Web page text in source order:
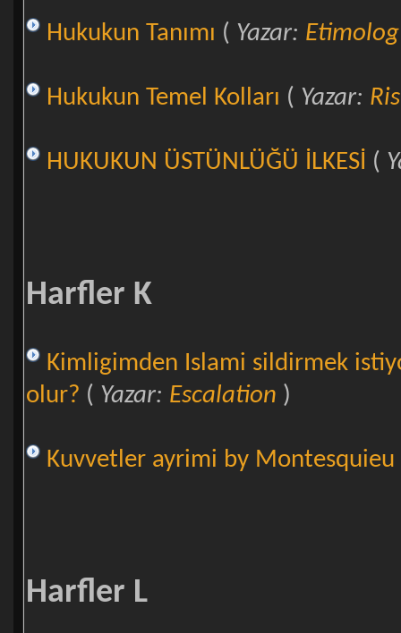
Hukukun Tanımı ( Yazar: Etimolog
Hukukun Temel Kolları ( Yazar:
HUKUKUN ÜSTÜNLÜĞÜ İLKESİ (
Harfler K
Kimligimden Islami sildirmek
olur? ( Yazar: Escalation )
Kuvvetler ayrimi by Montesquieu
Harfler L